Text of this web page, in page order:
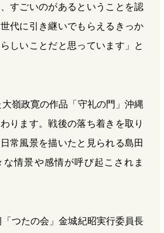
すごいのがあるということを認
代に引き継いでもらえるきっか
しいことだと思っています」と
嶺政寛の作品「守礼の門」沖縄
ります。戦後の落ち着きを取り
常風景を描いたと見られる島田
情景や感情が呼び起こされま
つたの会」金城紀昭実行委員長